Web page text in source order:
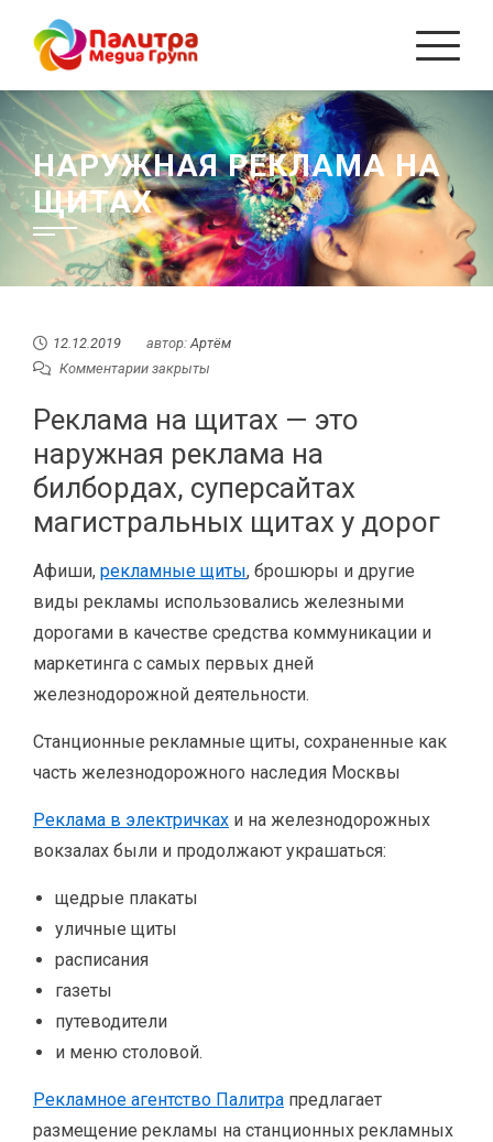
Перейти
содержанию
НАРУЖНАЯ РЕКЛАМА НА
ЩИТАХ
12.12.2019 автор:Артём
Комментарии закрыты
Реклама на щитах — это
наружная реклама на
билбордах, суперсайтах
магистральных щитах у дорог
Афиши, рекламные щиты, брошюры и другие
виды рекламы использовались железными
дорогами в качестве средства коммуникации и
маркетинга с самых первых дней
железнодорожной деятельности.
Станционные рекламные щиты, сохраненные как
часть железнодорожного наследия Москвы
Реклама в электричках и на железнодорожных
вокзалах были и продолжают украшаться:
щедрые плакаты
уличные щиты
расписания
газеты
путеводители
и меню столовой.
Рекламное агентство Палитра предлагает
размещение рекламы на станционных рекламных